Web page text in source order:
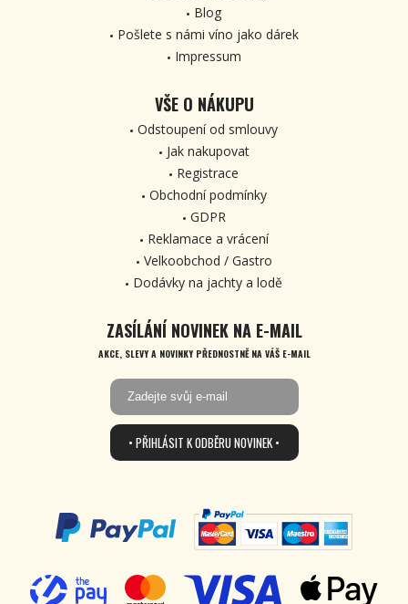
Blog
Pošlete s námi víno jako dárek
Impressum
VŠE O NÁKUPU
Odstoupení od smlouvy
Jak nakupovat
Registrace
Obchodní podmínky
GDPR
Reklamace a vrácení
Velkoobchod / Gastro
Dodávky na jachty a lodě
ZASÍLÁNÍ NOVINEK NA E-MAIL
AKCE, SLEVY A NOVINKY PŘEDNOSTNĚ NA VÁŠ E-MAIL
• PŘIHLÁSIT K ODBĚRU NOVINEK •